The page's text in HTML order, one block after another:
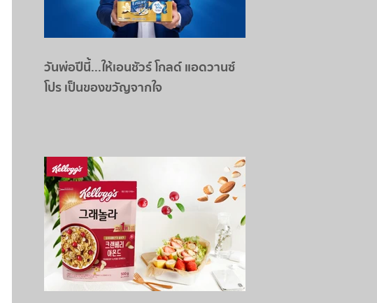
วันพ่อปีนี้...ให้เอนชัวร์ โกลด์ แอดวานซ์
โปร เป็นของขวัญจากใจ